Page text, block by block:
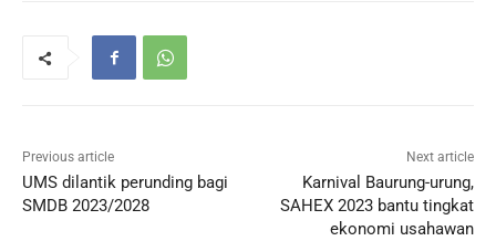
Previous article
UMS dilantik perunding bagi
SMDB 2023/2028
Next article
Karnival Baurung-urung,
SAHEX 2023 bantu tingkat
ekonomi usahawan